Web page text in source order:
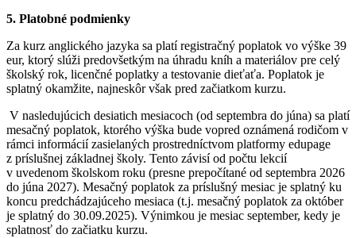
5. Platobné podmienky
Za kurz anglického jazyka sa platí registračný poplatok vo výške 39
eur, ktorý slúži predovšetkým na úhradu kníh a materiálov pre celý
školský rok, licenčné poplatky a testovanie dieťaťa. Poplatok je
splatný okamžite, najneskôr však pred začiatkom kurzu.
V nasledujúcich desiatich mesiacoch (od septembra do júna) sa platí
mesačný poplatok, ktorého výška bude vopred oznámená rodičom v
rámci informácií zasielaných prostredníctvom platformy edupage
z príslušnej základnej školy. Tento závisí od počtu lekcií
v uvedenom školskom roku (presne prepočítané od septembra 2026
do júna 2027). Mesačný poplatok za príslušný mesiac je splatný ku
koncu predchádzajúceho mesiaca (t.j. mesačný poplatok za október
je splatný do 30.09.2025). Výnimkou je mesiac september, kedy je
splatnosť do začiatku kurzu.